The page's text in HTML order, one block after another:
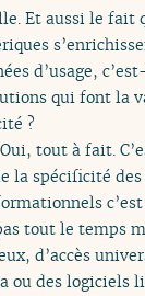
Et aussi le fait
d’usage,
qui font la
?
Oui, tout à fait.
la spécificité
c’est
tout le temps
d’accès
ou des logiciels